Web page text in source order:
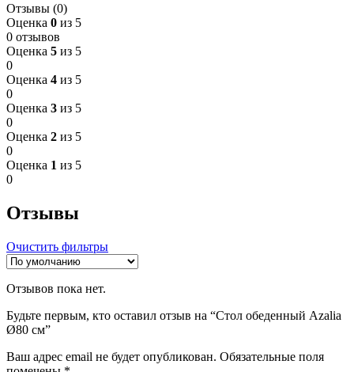
Отзывы (0)
Оценка 0 из 5
0 отзывов
Оценка 5 из 5
0
Оценка 4 из 5
0
Оценка 3 из 5
0
Оценка 2 из 5
0
Оценка 1 из 5
0
Отзывы
Очистить фильтры
Отзывов пока нет.
Будьте первым, кто оставил отзыв на “Стол обеденный Azalia
Ø80 см”
Ваш адрес email не будет опубликован. Обязательные поля